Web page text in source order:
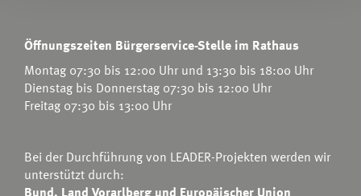
Öffnungszeiten Bürgerservice-Stelle im Rathaus
Montag 07:30 bis 12:00 Uhr und 13:30 bis 18:00 Uhr
Dienstag bis Donnerstag 07:30 bis 12:00 Uhr
Freitag 07:30 bis 13:00 Uhr
Bei der Durchführung von LEADER-Projekten werden wir
unterstützt durch:
Bund, Land Vorarlberg und Europäischer Union